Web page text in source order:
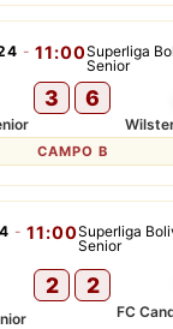
Superliga
Senior
- 11:00
3 6
CAMPO B
Superliga
Senior
- 11:00
2 2
FC